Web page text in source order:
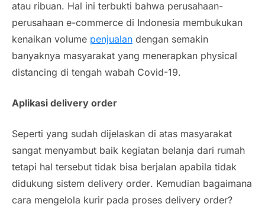
atau ribuan. Hal ini terbukti bahwa perusahaan-
perusahaan e-commerce di Indonesia membukukan
kenaikan volume penjualan dengan semakin
banyaknya masyarakat yang menerapkan physical
distancing di tengah wabah Covid-19.
Aplikasi delivery order
Seperti yang sudah dijelaskan di atas masyarakat
sangat menyambut baik kegiatan belanja dari rumah
tetapi hal tersebut tidak bisa berjalan apabila tidak
didukung sistem delivery order. Kemudian bagaimana
cara mengelola kurir pada proses delivery order?